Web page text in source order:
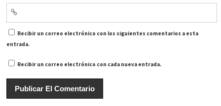
Recibir un correo electrónico con los siguientes comentarios a esta
entrada.
Recibir un correo electrónico con cada nueva entrada.